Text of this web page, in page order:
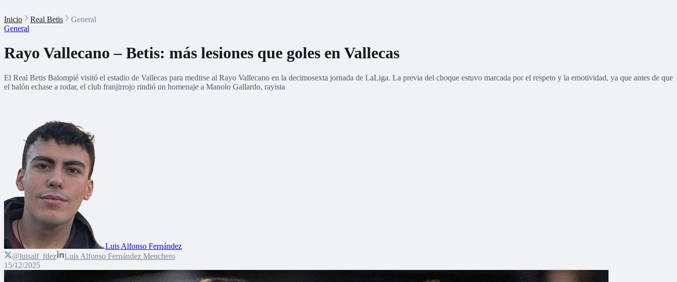
Inicio Real Betis
General
General
Rayo Vallecano – Betis: más lesiones que goles en Vallecas
El Real Betis Balompié visitó el estadio de Vallecas para medirse al Rayo Vallecano en la decimosexta jornada de LaLiga. La previa del choque estuvo marcada por el respeto y la emotividad, ya que antes de que
el balón echase a rodar, el club franjirrojo rindió un homenaje a Manolo Gallardo, rayista
Luis Alfonso Fernández
@luisalf_fdez
Luis Alfonso Fernández Menchero
15/12/2025